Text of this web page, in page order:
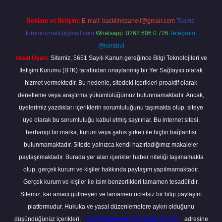
Reklam ve İletişim: E-mail: backlinkpaneli@gmail.com Teams:
forumhizmeti@gmail.com Whatsapp: 0262 606 0 726 Telegram:
@karabul
Yasal Uyarı: Sitemiz, 5651 Sayılı Kanun gereğince Bilgi Teknolojileri ve
İletişim Kurumu (BTK) tarafından onaylanmış bir Yer Sağlayıcı olarak
hizmet vermektedir. Bu nedenle, sitedeki içerikleri proaktif olarak
denetleme veya araştırma yükümlülüğümüz bulunmamaktadır. Ancak,
üyelerimiz yazdıkları içeriklerin sorumluluğunu taşımakta olup, siteye
üye olarak bu sorumluluğu kabul etmiş sayılırlar. Bu internet sitesi,
herhangi bir marka, kurum veya şahıs şirketi ile hiçbir bağlantısı
bulunmamaktadır. Sitede yalnızca kendi hazırladığımız makaleler
paylaşılmaktadır. Burada yer alan içerikler haber niteliği taşımamakta
olup, gerçek kurum ve kişiler hakkında paylaşım yapılmamaktadır.
Gerçek kurum ve kişiler ile isim benzerlikleri tamamen tesadüfidir.
Sitemiz, kar amacı gütmeyen ve tamamen ücretsiz bir bilgi paylaşım
platformudur. Hukuka ve yasal düzenlemelere aykırı olduğunu
düşündüğünüz içerikleri,
backlinkpanelicomtr@gmail.com adresine